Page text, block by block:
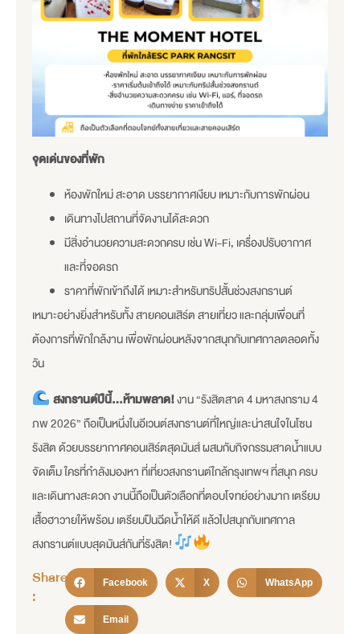
จุดเด่นของที่พัก
ห้องพักใหม่ สะอาด บรรยากาศเงียบ เหมาะกับการพักผ่อน
เดินทางไปสถานที่จัดงานได้สะดวก
มีสิ่งอำนวยความสะดวกครบ เช่น Wi-Fi, เครื่องปรับอากาศ
และที่จอดรถ
ราคาที่พักเข้าถึงได้ เหมาะสำหรับทริปสั้นช่วงสงกรานต์
เหมาะอย่างยิ่งสำหรับทั้ง สายคอนเสิร์ต สายเที่ยว และกลุ่มเพื่อนที่
ต้องการที่พักใกล้งาน เพื่อพักผ่อนหลังจากสนุกกับเทศกาลตลอดทั้ง
วัน
สงกรานต์ปีนี้…ห้ามพลาด!งาน “รังสิตสาด 4 มหาสงกราม 4
ภพ 2026” ถือเป็นหนึ่งในอีเวนต์สงกรานต์ที่ใหญ่และน่าสนใจในโซน
รังสิต ด้วยบรรยากาศคอนเสิร์ตสุดมันส์ ผสมกับกิจกรรมสาดน้ำแบบ
จัดเต็ม ใครที่กำลังมองหา ที่เที่ยวสงกรานต์ใกล้กรุงเทพฯ ที่สนุก ครบ
และเดินทางสะดวก งานนี้ถือเป็นตัวเลือกที่ตอบโจทย์อย่างมาก เตรียม
เสื้อฮาวายให้พร้อม เตรียมปืนฉีดน้ำให้ดี แล้วไปสนุกกับเทศกาล
สงกรานต์แบบสุดมันส์กันที่รังสิต!
Share
:
Facebook X WhatsApp
Email